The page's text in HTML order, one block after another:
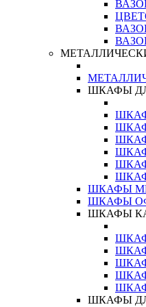
ШКАФЫ
ШКАФЫ
ШКАФЫ
ШКАФЫ
ШКАФЫ